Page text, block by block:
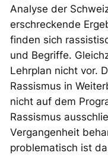
Analyse der
erschreckende
finden sich
und Begriffe.
Lehrplan nicht vor.
Rassismus in
nicht auf dem
Rassismus
Vergangenheit
problematisch ist